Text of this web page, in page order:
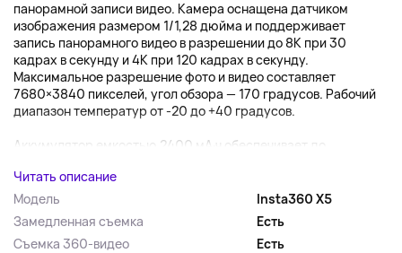
панорамной записи видео. Камера оснащена датчиком
изображения размером 1/1,28 дюйма и поддерживает
запись панорамного видео в разрешении до 8K при 30
кадрах в секунду и 4K при 120 кадрах в секунду.
Максимальное разрешение фото и видео составляет
7680×3840 пикселей, угол обзора — 170 градусов. Рабочий
диапазон температур от -20 до +40 градусов.
Аккумулятор емкостью 2400 мА·ч обеспечивает до ...
Читать описание
Модель
Insta360 X5
Замедленная съемка
Есть
Съемка 360-видео
Есть